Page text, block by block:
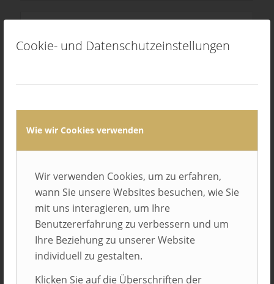
Cookie- und Datenschutzeinstellungen
Wie wir Cookies verwenden
Wir verwenden Cookies, um zu erfahren,
wann Sie unsere Websites besuchen, wie Sie
mit uns interagieren, um Ihre
Benutzererfahrung zu verbessern und um
Ihre Beziehung zu unserer Website
individuell zu gestalten.
Klicken Sie auf die Überschriften der
Helmstedt
Neuhausen auf den Fildern